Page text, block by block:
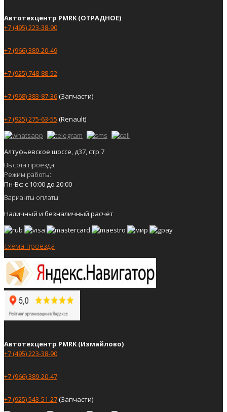
Автотехцентр PMRK (ОТРАДНОЕ)
+7 (495) 223-38-90
+7 (966) 389-20-49
+7 (925) 748-88-52
+7 (968) 383-87-36(Запчасти)
+7 (925) 275-63-55 (Renault)
Алтуфьевское шоссе, д37, стр.7
Высота проезда:
Режим работы:
Пн-Вс: с 10:00 до 20:00
Варианты оплаты:
Наличный и безналичный расчёт
схема проезда
Автотехцентр PMRK (Измайлово)
+7 (495) 223-38-90
+7 (966) 389-20-47
+7 (925) 543-51-27(Запчасти)